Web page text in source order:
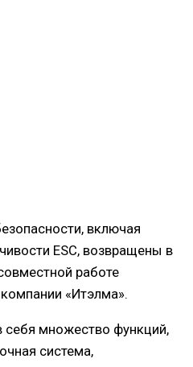
включая
ESC, возвращены в
работе
«Итэлма».
себя множество функций,
система,